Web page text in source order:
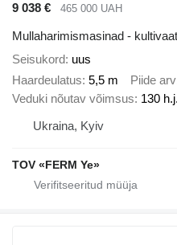
9 038 €
465 000 UAH
Mullaharimismasinad -
Seisukord uus
Haardeulatus 5,5 m Piide arv
Veduki nõutav võimsus 130 h.j.
Ukraina, Kyiv
TOV «FERM Ye»